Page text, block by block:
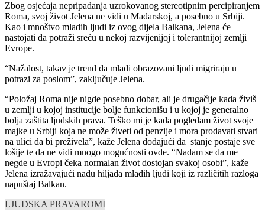
Zbog osjećaja nepripadanja uzrokovanog stereotipnim percipiranjem
Roma, svoj život Jelena ne vidi u Mađarskoj, a posebno u Srbiji.
Kao i mnoštvo mladih ljudi iz ovog dijela Balkana, Jelena će
nastojati da potraži sreću u nekoj razvijenijoj i tolerantnijoj zemlji
Evrope.
“Nažalost, takav je trend da mladi obrazovani ljudi migriraju u
potrazi za poslom”, zaključuje Jelena.
“Položaj Roma nije nigde posebno dobar, ali je drugačije kada živiš
u zemlji u kojoj institucije bolje funkcionišu i u kojoj je generalno
bolja zaštita ljudskih prava. Teško mi je kada pogledam život svoje
majke u Srbiji koja ne može živeti od penzije i mora prodavati stvari
na ulici da bi preživela”, kaže Jelena dodajući da stanje postaje sve
lošije te da ne vidi mnogo mogućnosti ovde. “Nadam se da me
negde u Evropi čeka normalan život dostojan svakoj osobi”, kaže
Jelena izražavajući nadu hiljada mladih ljudi koji iz različitih razloga
napuštaj Balkan.
LJUDSKA PRAVAROMI